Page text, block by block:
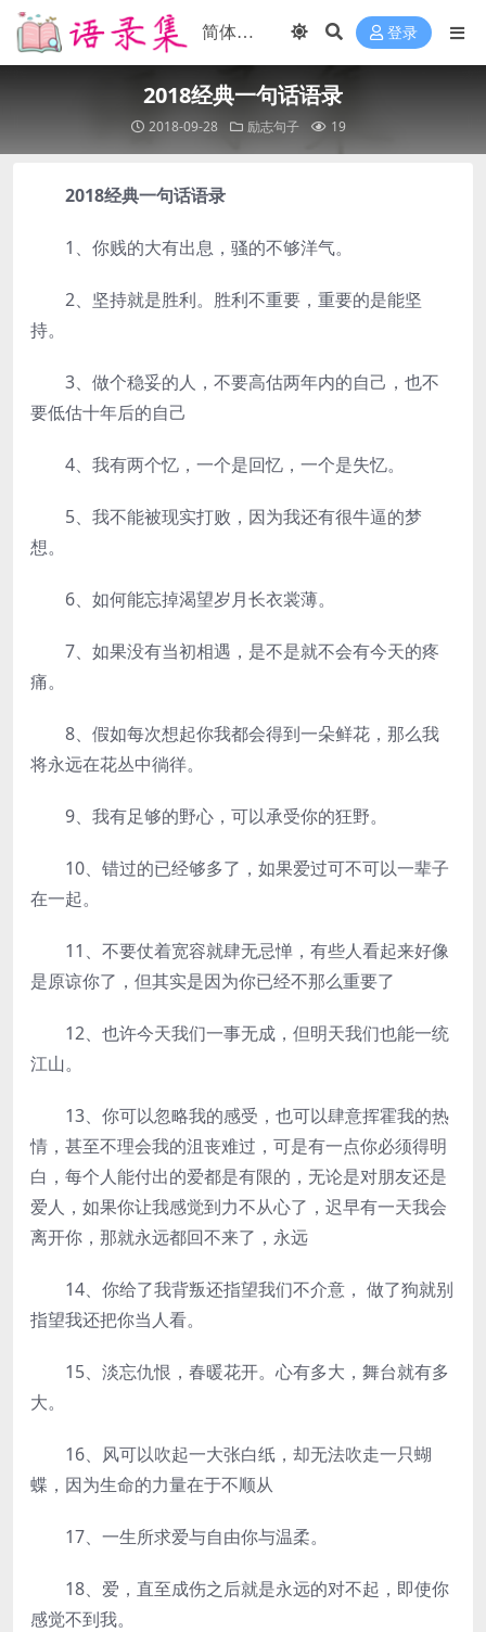
登录
2018经典一句话语录
2018-09-28 励志句子 19
2018经典一句话语录
1、你贱的大有出息，骚的不够洋气。
2、坚持就是胜利。胜利不重要，重要的是能坚
持。
3、做个稳妥的人，不要高估两年内的自己，也不
要低估十年后的自己
4、我有两个忆，一个是回忆，一个是失忆。
5、我不能被现实打败，因为我还有很牛逼的梦
想。
6、如何能忘掉渴望岁月长衣裳薄。
7、如果没有当初相遇，是不是就不会有今天的疼
痛。
8、假如每次想起你我都会得到一朵鲜花，那么我
将永远在花丛中徜徉。
9、我有足够的野心，可以承受你的狂野。
10、错过的已经够多了，如果爱过可不可以一辈子
在一起。
11、不要仗着宽容就肆无忌惮，有些人看起来好像
是原谅你了，但其实是因为你已经不那么重要了
12、也许今天我们一事无成，但明天我们也能一统
江山。
13、你可以忽略我的感受，也可以肆意挥霍我的热
情，甚至不理会我的沮丧难过，可是有一点你必须得明
白，每个人能付出的爱都是有限的，无论是对朋友还是
爱人，如果你让我感觉到力不从心了，迟早有一天我会
离开你，那就永远都回不来了，永远
14、你给了我背叛还指望我们不介意， 做了狗就别
指望我还把你当人看。
15、淡忘仇恨，春暖花开。心有多大，舞台就有多
大。
16、风可以吹起一大张白纸，却无法吹走一只蝴
蝶，因为生命的力量在于不顺从
17、一生所求爱与自由你与温柔。
18、爱，直至成伤之后就是永远的对不起，即使你
感觉不到我。